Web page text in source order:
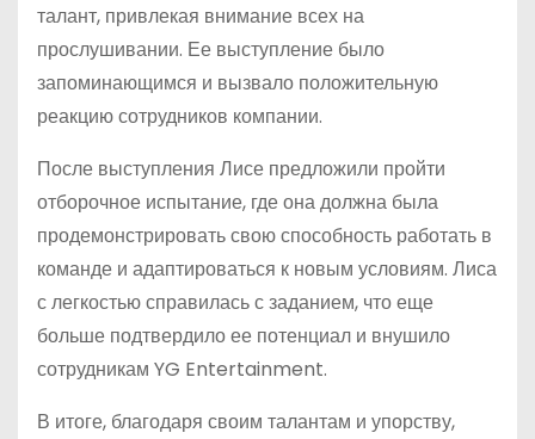
талант, привлекая внимание всех на
прослушивании. Ее выступление было
запоминающимся и вызвало положительную
реакцию сотрудников компании.
После выступления Лисе предложили пройти
отборочное испытание, где она должна была
продемонстрировать свою способность работать в
команде и адаптироваться к новым условиям. Лиса
с легкостью справилась с заданием, что еще
больше подтвердило ее потенциал и внушило
сотрудникам YG Entertainment.
В итоге, благодаря своим талантам и упорству,